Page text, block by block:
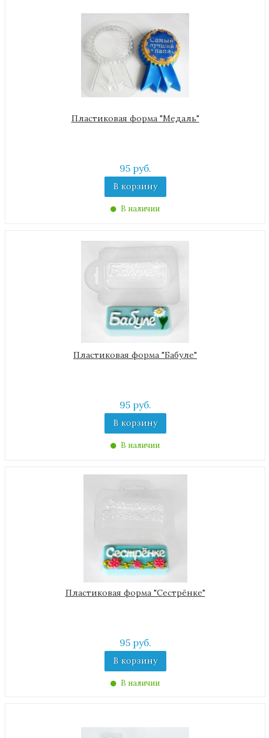
Пластиковая форма "Медаль"
95 руб.
В корзину
В наличии
Пластиковая форма "Бабуле"
95 руб.
В корзину
В наличии
Пластиковая форма "Сестрёнке"
95 руб.
В корзину
В наличии